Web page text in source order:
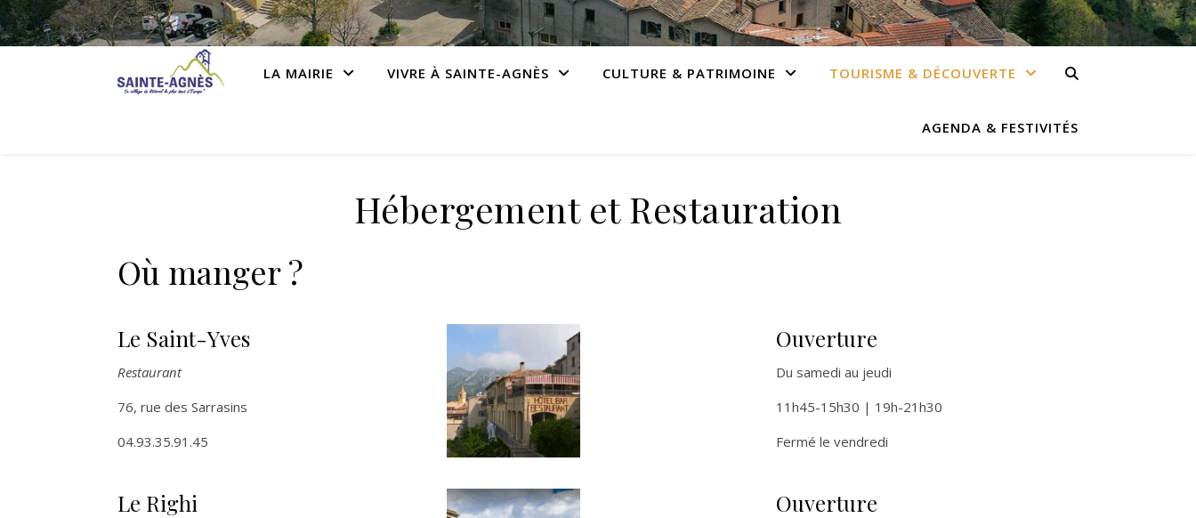
LA MAIRIE VIVRE À SAINTE-AGNÈS CULTURE & PATRIMOINE TOURISME & DÉCOUVERTE
AGENDA & FESTIVITÉS
Hébergement et Restauration
Où manger ?
Le Saint-Yves
Restaurant
76, rue des Sarrasins
04.93.35.91.45
Ouverture
Du samedi au jeudi
11h45-15h30 | 19h-21h30
Fermé le vendredi
Le Righi Ouverture